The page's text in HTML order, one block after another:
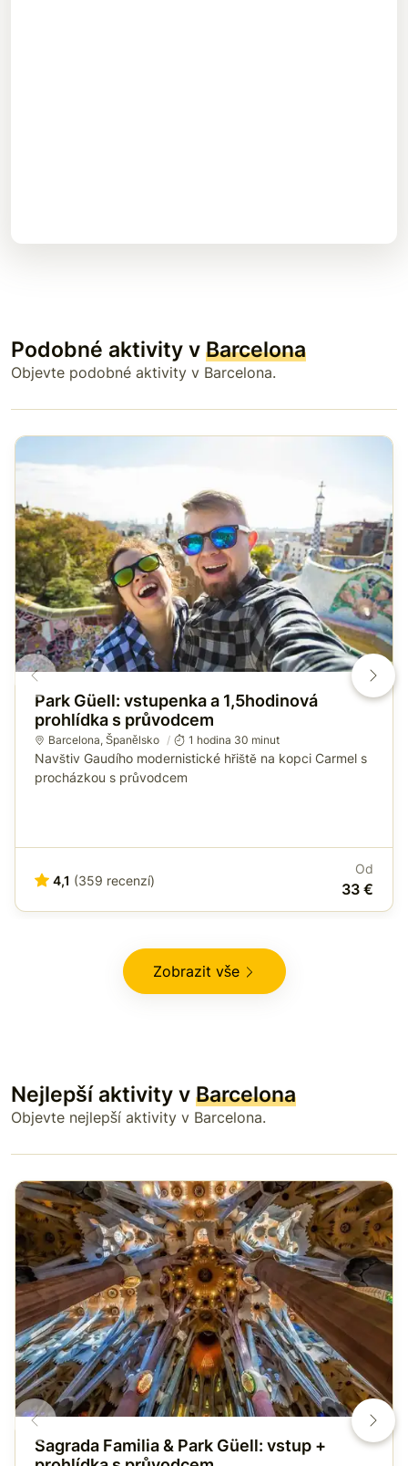
Podobné aktivity v Barcelona
Objevte podobné aktivity v Barcelona.
Park Güell: vstupenka a 1,5hodinová
prohlídka s průvodcem
Barcelona, Španělsko 1 hodina 30 minut
Navštiv Gaudího modernistické hřiště na kopci Carmel s
procházkou s průvodcem
4,1 (359 recenzí)
Od
33 €
Zobrazit vše
Nejlepší aktivity v Barcelona
Objevte nejlepší aktivity v Barcelona.
Sagrada Familia & Park Güell: vstup +